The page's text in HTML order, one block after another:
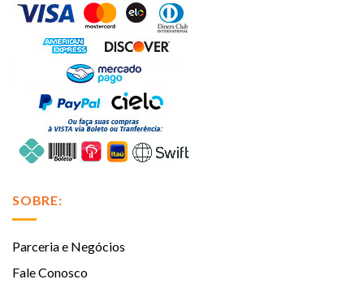
SOBRE:
Parceria e Negócios
Fale Conosco